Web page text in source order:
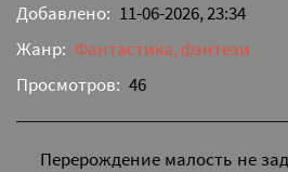
Добавлено: 11-06-2026, 23:34
Жанр: Фантастика, фэнтези
Просмотров: 46
Перерождение малость не